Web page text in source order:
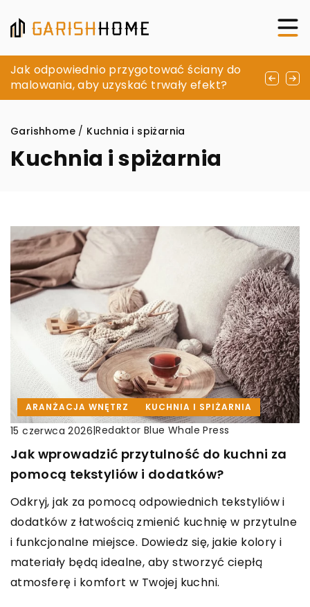
Jak wybrać idealny odświeżacz powietrza
do Twojego domu
Jak odpowiednio przygotować ściany do
malowania, aby uzyskać trwały efekt?
Jakie są różnice między różnymi typami
zaworów i kiedy warto je stosować?
Garishhome / Kuchnia i spiżarnia
Kuchnia i spiżarnia
ARANŻACJA WNĘTRZ KUCHNIA I SPIŻARNIA
15 czerwca 2026|Redaktor Blue Whale Press
Jak wprowadzić przytulność do kuchni za
pomocą tekstyliów i dodatków?
Odkryj, jak za pomocą odpowiednich tekstyliów i
dodatków z łatwością zmienić kuchnię w przytulne
i funkcjonalne miejsce. Dowiedz się, jakie kolory i
materiały będą idealne, aby stworzyć ciepłą
atmosferę i komfort w Twojej kuchni.